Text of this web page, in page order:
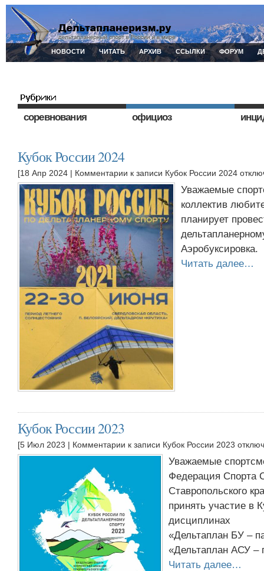
НОВОСТИ ЧИТАТЬ АРХИВ ССЫЛКИ ФОРУМ
соревнования официоз
Кубок России 2024
[18 Апр 2024 | Комментарии к записи Кубок России 2024
Уважаемые
коллектив
планирует
Аэробуксировка.
Читать далее…
Кубок России 2023
[5 Июл 2023 | Комментарии к записи Кубок России 2023
Уважаемые
Федерация Спорта
Ставропольского
принять участие в
дисциплинах
«Дельтаплан БУ –
«Дельтаплан АСУ –
Читать далее…